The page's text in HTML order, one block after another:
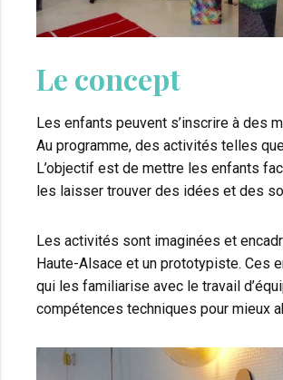
Le concept
Les enfants peuvent s’inscrire à des
Au programme, des activités telles
L’objectif est de mettre les enfants
les laisser trouver des idées et des
Les activités sont imaginées et
Haute-Alsace et un prototypiste. Ces
qui les familiarise avec le travail
compétences techniques pour mieux